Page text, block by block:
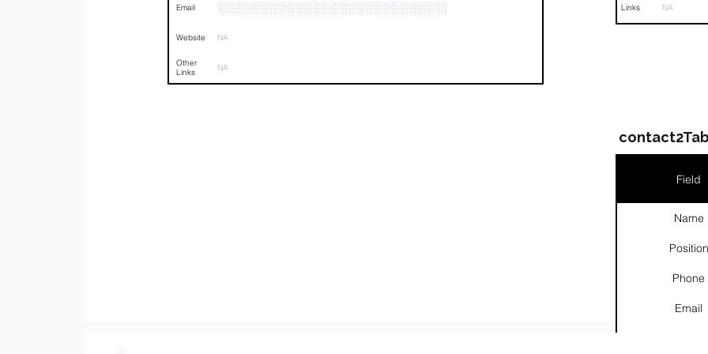
Email
Website NA
Other
Links
NA
Links NA
Field
Name
Position
Phone
Email